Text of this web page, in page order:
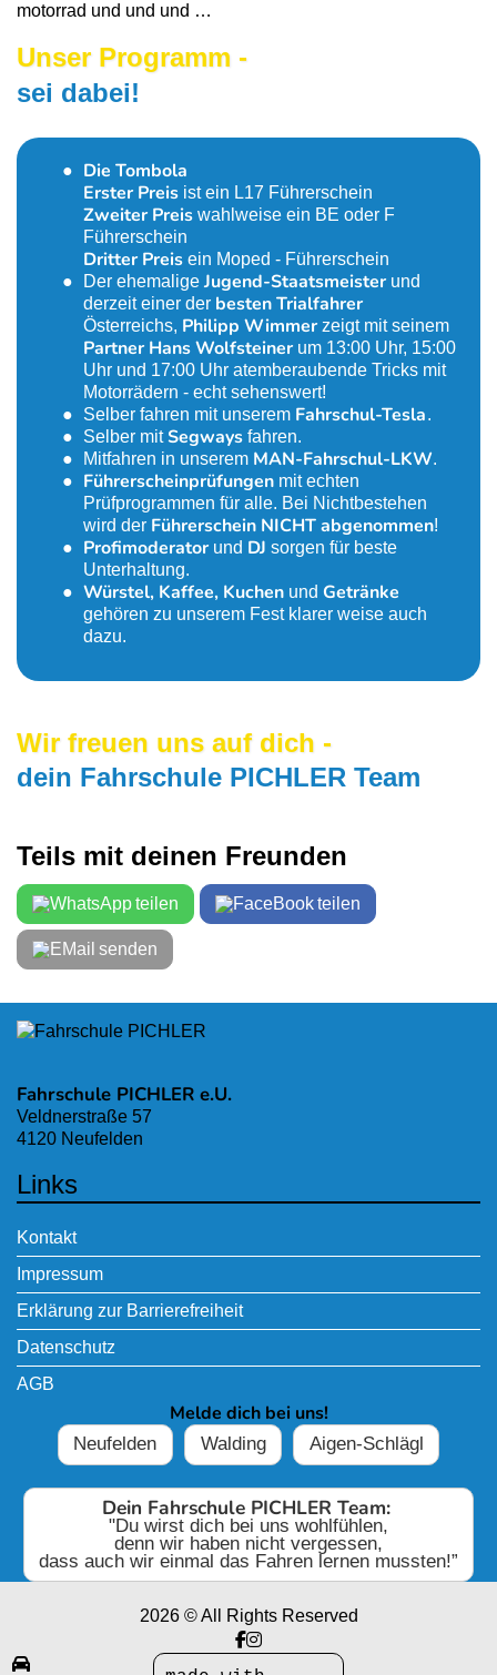

motorrad und und und …
Unser Programm -
sei dabei!
Die Tombola
Erster Preis ist ein L17 Führerschein
Zweiter Preis wahlweise ein BE oder F
Führerschein
Dritter Preis ein Moped - Führerschein
Der ehemalige Jugend-Staatsmeister und
derzeit einer der besten Trialfahrer
Österreichs, Philipp Wimmer zeigt mit seinem
Partner Hans Wolfsteiner um 13:00 Uhr, 15:00
Uhr und 17:00 Uhr atemberaubende Tricks mit
Motorrädern - echt sehenswert!
Selber fahren mit unserem Fahr­schul-Tesla.
Selber mitSegways fahren.
Mitfahren in unserem MAN-Fahr­schul-LKW.
Führerscheinprüfungen mit echten
Prüfprogrammen für alle. Bei Nicht­bestehen
wird der Führerschein NICHT abgenommen!
Profimoderator und DJ sorgen für beste
Unterhaltung.
Würstel, Kaffee, Kuchen und Getränke
gehören zu unserem Fest klarer weise auch
dazu.
Wir freuen uns auf dich -
dein Fahrschule PICHLER Team
Teils mit deinen Freunden
teilen teilen
senden
Fahrschule PICHLER e.U.
Veldnerstraße 57
4120 Neufelden
Links
Kontakt
Impressum
Erklärung zur Barrierefreiheit
Datenschutz
AGB
Melde dich bei uns!
Neufelden Walding Aigen-Schlägl
Dein Fahrschule PICHLER Team:
"Du wirst dich bei uns wohlfühlen,
denn wir haben nicht vergessen,
dass auch wir einmal das Fahren lernen mussten!”
2026 © All Rights Reserved